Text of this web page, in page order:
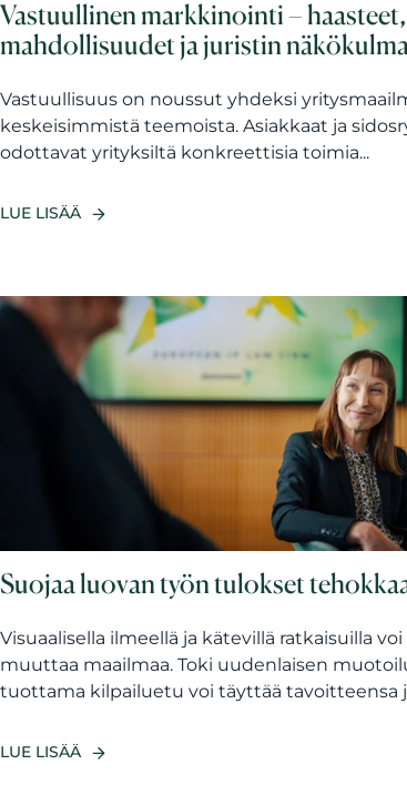
Vastuullinen markkinointi – haasteet,
mahdollisuudet ja juristin
Vastuullisuus on noussut yhdeksi
keskeisimmistä teemoista. Asiakkaat ja
odottavat yrityksiltä konkreettisia toimia...
LUE LISÄÄ
Suojaa luovan työn tulokset
Visuaalisella ilmeellä ja kätevillä ratkaisuilla voi
muuttaa maailmaa. Toki uudenlaisen
tuottama kilpailuetu voi täyttää tavoitteensa
LUE LISÄÄ